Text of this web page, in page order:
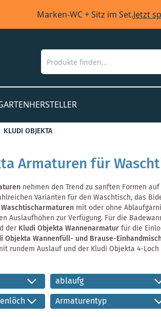
Marken-WC + Sitz im Set.Jetzt
HERSTELLER
KLUDI OBJEKTA
Armaturen für
nehmen den Trend zu sanften Formen
Varianten für den Waschtisch, das
mit oder ohne
Auslaufhöhen zur Verfügung. Für die
derKludi Objekta Wannenarmaturfür die
Objekta Wannenfüll- und Brause-
rundem Auslauf und der Kludi Objekta 4-
ablaufg
Armaturentyp